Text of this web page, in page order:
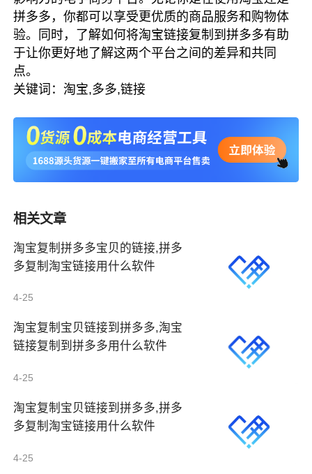
拼多多，你都可以享受更优质的商品服务和购物体
验。同时，了解如何将淘宝链接复制到拼多多有助
于让你更好地了解这两个平台之间的差异和共同
点。
关键词：淘宝,多多,链接
相关文章
淘宝复制拼多多宝贝的链接,拼多
多复制淘宝链接用什么软件
4-25
淘宝复制宝贝链接到拼多多,淘宝
链接复制到拼多多用什么软件
4-25
淘宝复制宝贝链接到拼多多,拼多
多复制淘宝链接用什么软件
4-25